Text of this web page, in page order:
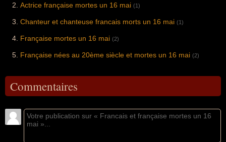
Actrice française mortes un 16 mai (1)
Chanteur et chanteuse francais morts un 16 mai (1)
Française mortes un 16 mai (2)
Française nées au 20ème siècle et mortes un 16 mai (2)
Commentaires